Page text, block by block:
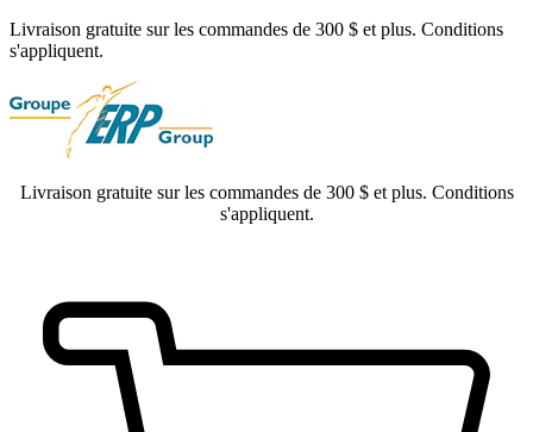
Livraison gratuite sur les commandes de 300 $ et plus. Conditions
s'appliquent.
Livraison gratuite sur les commandes de 300 $ et plus. Conditions
s'appliquent.